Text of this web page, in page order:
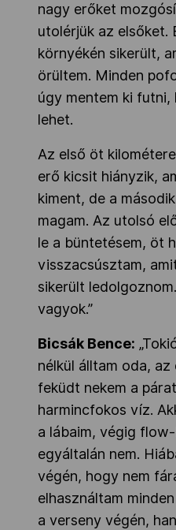
nagy erőket
utolérjük az elsőket.
környékén sikerült,
örültem. Minden
úgy mentem ki
lehet.
Az első öt
erő kicsit hiányzik,
kiment, de a
magam. Az utolsó
le a büntetésem, öt
visszacsúsztam,
sikerült
vagyok.”
Bicsák Bence:
nélkül álltam oda,
feküdt nekem a
harmincfokos víz.
a lábaim, végig
egyáltalán nem.
végén, hogy nem
elhasználtam
a verseny végén,